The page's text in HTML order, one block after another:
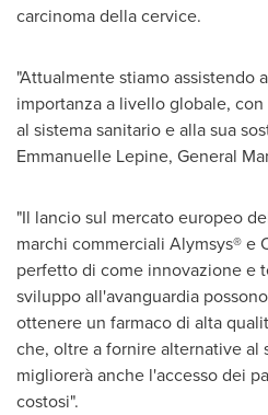
carcinoma della cervice.
"Attualmente stiamo assistendo
importanza a livello globale,
al sistema sanitario e alla sua
Emmanuelle Lepine, General
"Il lancio sul mercato europeo
marchi commerciali Alymsys® e
perfetto di come innovazione e
sviluppo all'avanguardia
ottenere un farmaco di alta
che, oltre a fornire alternative al
migliorerà anche l'accesso dei
costosi".